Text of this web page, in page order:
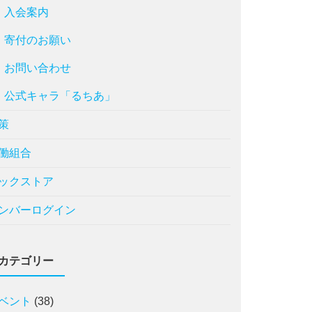
入会案内
寄付のお願い
お問い合わせ
公式キャラ「るちあ」
組合
クストア
バーログイン
カテゴリー
ント (38)